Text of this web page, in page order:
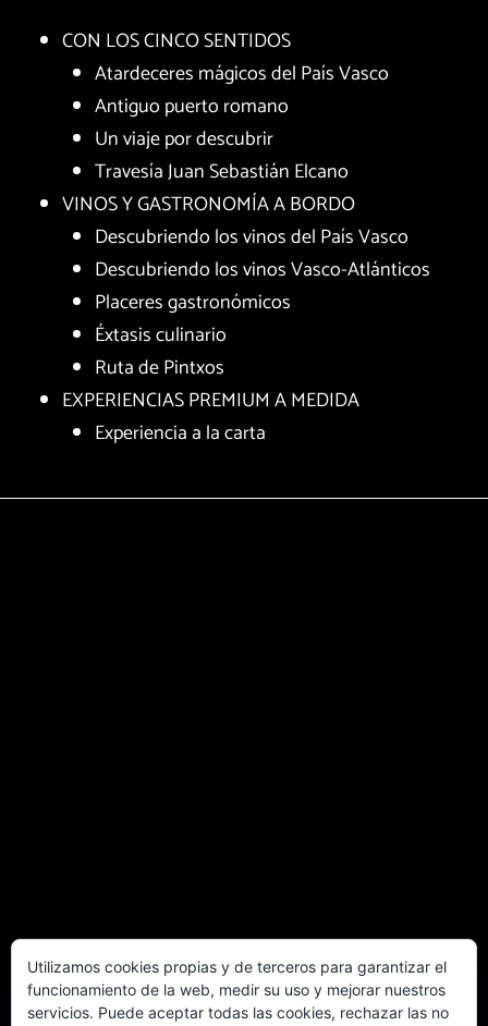
CON LOS CINCO SENTIDOS
Atardeceres mágicos del País Vasco
Antiguo puerto romano
Un viaje por descubrir
Travesía Juan Sebastián Elcano
VINOS Y GASTRONOMÍA A BORDO
Descubriendo los vinos del País Vasco
Descubriendo los vinos Vasco-Atlánticos
Placeres gastronómicos
Éxtasis culinario
Ruta de Pintxos
EXPERIENCIAS PREMIUM A MEDIDA
Experiencia a la carta
Utilizamos cookies propias y de terceros para garantizar el
funcionamiento de la web, medir su uso y mejorar nuestros
servicios. Puede aceptar todas las cookies, rechazar las no